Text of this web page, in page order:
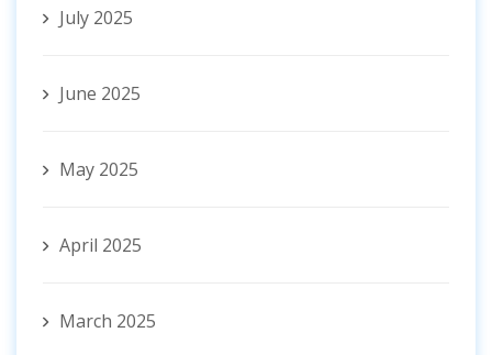
July 2025
June 2025
May 2025
April 2025
March 2025